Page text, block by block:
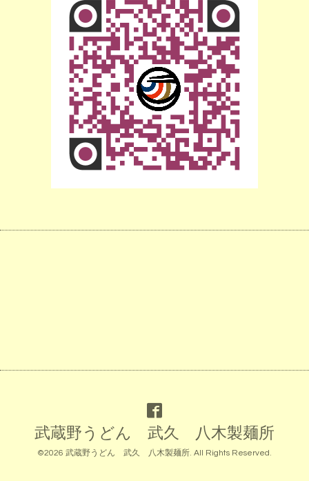
武蔵野うどん 武久 八木製麺所
©2026 武蔵野うどん 武久 八木製麺所. All Rights Reserved.